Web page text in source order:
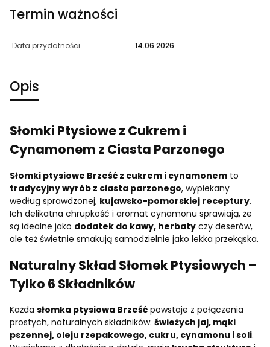
Termin ważności
Data przydatności 14.06.2026
Opis
Słomki Ptysiowe z Cukrem i
Cynamonem z Ciasta Parzonego
Słomki ptysiowe Brześć z cukrem i cynamonem to
tradycyjny wyrób z ciasta parzonego, wypiekany
według sprawdzonej, kujawsko-pomorskiej receptury.
Ich delikatna chrupkość i aromat cynamonu sprawiają, że
są idealne jako dodatek do kawy, herbaty czy deserów,
ale też świetnie smakują samodzielnie jako lekka przekąska.
Naturalny Skład Słomek Ptysiowych –
Tylko 6 Składników
Każda słomka ptysiowa Brześć powstaje z połączenia
prostych, naturalnych składników: świeżych jaj, mąki
pszennej, oleju rzepakowego, cukru, cynamonu i soli.